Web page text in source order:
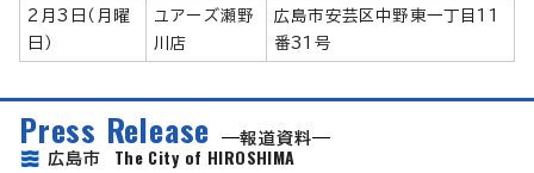
2月3日（月曜
日）
ユアーズ瀬野
川店
広島市安芸区中野東一丁目11
番31号
Press Release
報道資料
広島市 The City of HIROSHIMA